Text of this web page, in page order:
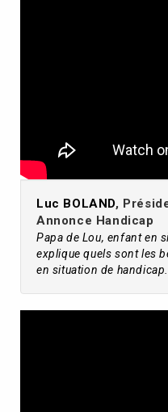
Luc BOLAND,
Annonce Handicap
Papa de Lou, enfant en
explique quels sont les
en situation de handicap.